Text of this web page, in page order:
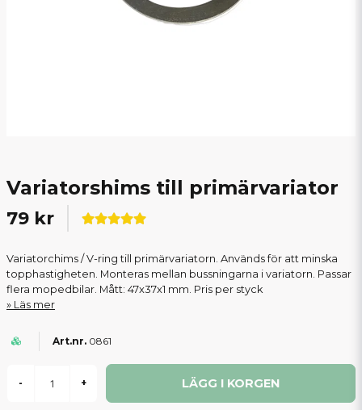
Variatorshims till primärvariator
79 kr
Variatorchims / V-ring till primärvariatorn. Används för att minska
topphastigheten. Monteras mellan bussningarna i variatorn. Passar
flera mopedbilar. Mått: 47x37x1 mm. Pris per styck
Läs mer
0861
- + LÄGG I KORGEN